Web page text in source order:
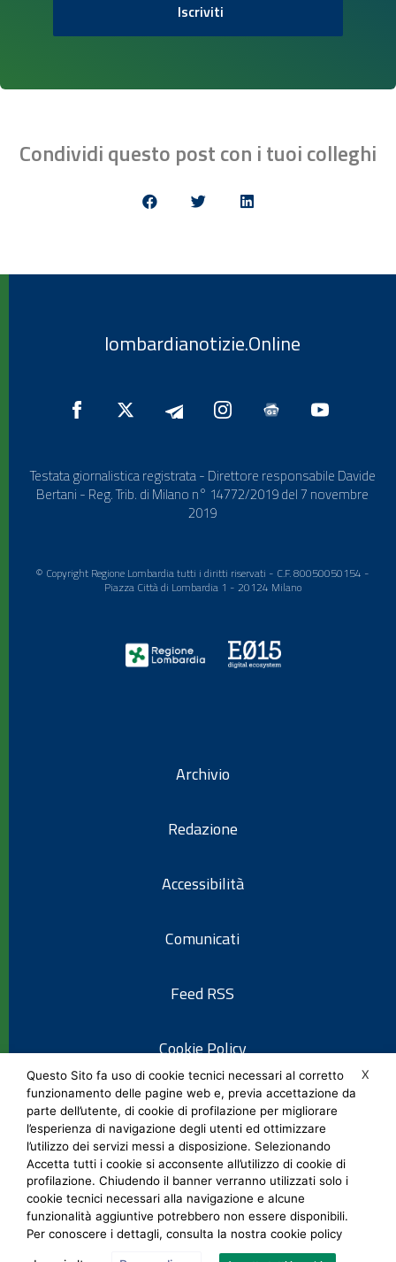
Iscriviti
Condividi questo post con i tuoi colleghi
lombardianotizie.Online
Testata giornalistica registrata - Direttore responsabile Davide
Bertani - Reg. Trib. di Milano n° 14772/2019 del 7 novembre
2019
© Copyright Regione Lombardia tutti i diritti riservati - C.F. 80050050154 -
Piazza Città di Lombardia 1 - 20124 Milano
Archivio
Redazione
Accessibilità
Comunicati
Feed RSS
Cookie Policy
Informativa privacy
Note legali
Social Media Policy
X
Questo Sito fa uso di cookie tecnici necessari al corretto
funzionamento delle pagine web e, previa accettazione da
parte dell’utente, di cookie di profilazione per migliorare
l’esperienza di navigazione degli utenti ed ottimizzare
l’utilizzo dei servizi messi a disposizione. Selezionando
Accetta tutti i cookie si acconsente all’utilizzo di cookie di
profilazione. Chiudendo il banner verranno utilizzati solo i
cookie tecnici necessari alla navigazione e alcune
funzionalità aggiuntive potrebbero non essere disponibili.
Per conoscere i dettagli, consulta la nostra cookie policy